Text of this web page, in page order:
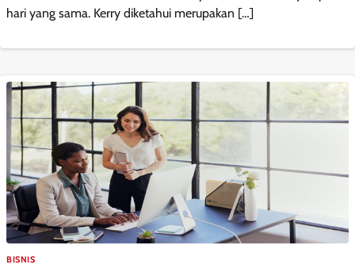
hari yang sama. Kerry diketahui merupakan […]
BISNIS